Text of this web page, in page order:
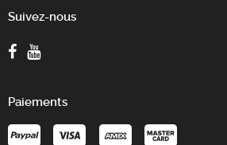
Suivez-nous
Paiements